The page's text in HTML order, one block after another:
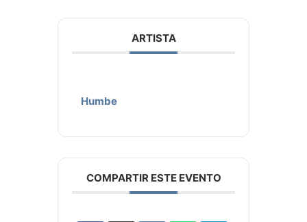
ARTISTA
Humbe
COMPARTIR ESTE EVENTO